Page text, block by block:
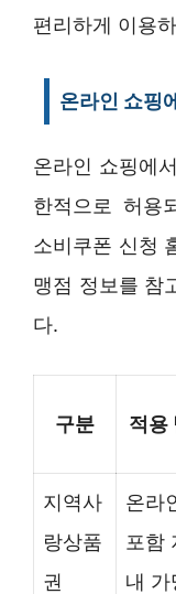
편리하게 이용
온라인 쇼핑
온라인 쇼핑에
한적으로 허용
소비쿠폰 신청
맹점 정보를 참
다.
구분 적용
지역사
랑상품
권
온라
포함
내 가